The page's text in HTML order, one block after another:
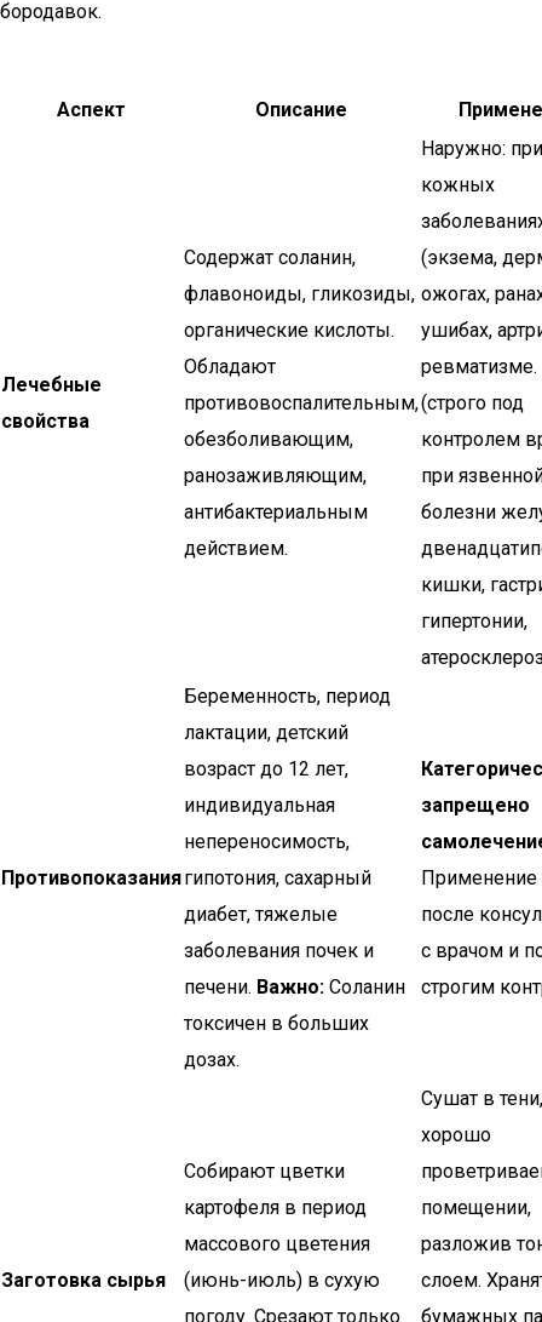
бородавок.
Аспект Описание
Лечебные
свойства
Содержат соланин,
флавоноиды, гликозиды,
органические кислоты.
Обладают
противовоспалительным,
обезболивающим,
ранозаживляющим,
антибактериальным
действием.
Наружно: при
кожных
(экзема,
ожогах,
ушибах,
ревматизме.
(строго под
контролем
при
болезни
кишки,
гипертонии,
Противопоказания
Беременность, период
лактации, детский
возраст до 12 лет,
индивидуальная
непереносимость,
гипотония, сахарный
диабет, тяжелые
заболевания почек и
печени. Важно: Соланин
токсичен в больших
дозах.
запрещено
Применение
после
с врачом и
строгим
Заготовка сырья
Собирают цветки
картофеля в период
массового цветения
(июнь-июль) в сухую
погоду. Срезают только
Сушат в
хорошо
помещении,
разложив
слоем.
бумажных